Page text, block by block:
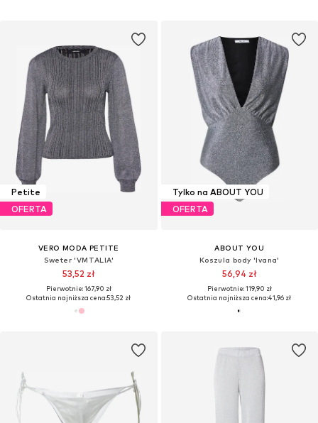
Petite
OFERTA
VERO MODA PETITE
Sweter 'VMTALIA'
53,52 zł
Pierwotnie: 167,90 zł
Ostatnia najniższa cena:53,52 zł
Tylko na ABOUT YOU
OFERTA
ABOUT YOU
Koszula body 'Ivana'
56,94 zł
Pierwotnie: 119,90 zł
Ostatnia najniższa cena:41,96 zł